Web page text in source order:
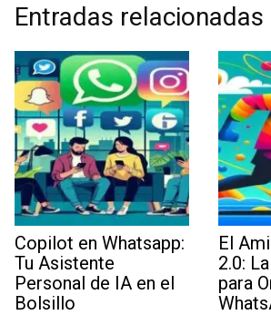
Entradas relacionadas
Copilot en Whatsapp:
Tu Asistente
Personal de IA en el
Bolsillo
El
2.0:
para